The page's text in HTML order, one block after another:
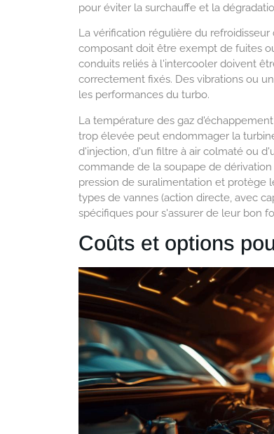
pour éviter la surchauffe et la
La vérification régulière du
composant doit être exempt de fuites
conduits reliés à l'intercooler doivent
correctement fixés. Des vibrations ou
les performances du turbo.
La température des gaz
trop élevée peut endommager la
d'injection, d'un filtre à air colmaté ou
commande de la soupape de
pression de suralimentation et protège
types de vannes (action directe, avec
spécifiques pour s'assurer de leur bon
Coûts et options